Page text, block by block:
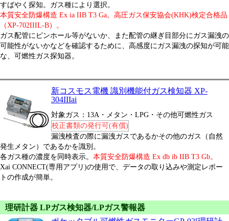
すばやく探知。ガス種により選択。
本質安全防爆構造 Ex ia IIB T3 Ga。高圧ガス保安協会(KHK)検定合格品
（XP-702IIIL-B）。
ガス配管にピンホール等がないか、また配管の継ぎ目部分にガス漏洩の
可能性がないかなどを確認するために、高感度にガス漏洩の探知が可能
な、可燃性ガス探知器。
新コスモス電機 識別機能付ガス検知器 XP-
304IIIai
対象ガス：13A・メタン・LPG・その他可燃性ガス
校正書類の発行可(有償)
漏洩検査の際に漏洩ガスであるかその他のガス（自然
発生メタン）であるかを識別。
各ガス種の濃度を同時表示。 本質安全防爆構造 Ex db ib IIB T3 Gb。
Xai CONNECT(専用アプリ)の使用で、データの取り込みや測定レポー
トの作成が簡単。
理研計器 LPガス検知器/LPガス警報器